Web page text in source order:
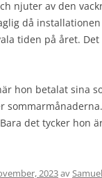
njuter av den
då
tiden på året.
hon betalat sina
det tycker hon
2023avSamuel